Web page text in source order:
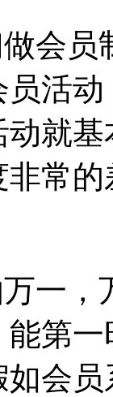
会员
活
就
非常的
一，
第
会